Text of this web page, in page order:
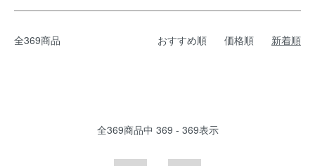
全369商品 おすすめ順 価格順 新着順
全369商品中 369 - 369表示